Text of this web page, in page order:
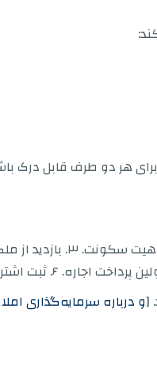
هر دو طرف قابل درک
۱. تعیین بودجه بر اساس میانگین
[